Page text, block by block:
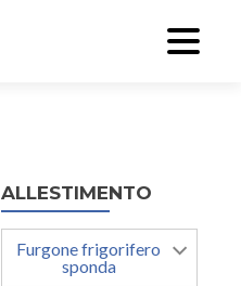
ALLESTIMENTO
Furgone frigorifero
sponda